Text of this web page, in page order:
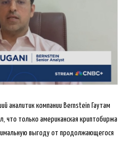
аналитик компании Bernstein Гаутам
что только американская криптобиржа
выгоду от продолжающегося